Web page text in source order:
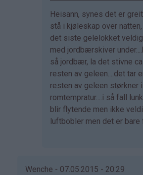
Som
svar
på
av
Naomi
(ikke
bekreftet)
Heisann, synes det er
stå i kjøleskap over
det siste gelelokket
med jordbærskiver
så jordbær, la det stivne
resten av geleen....det tar
resten av geleen størkner
romtempratur....i så fall
blir flytende men ikke
luftbobler men det er
Wenche - 07.05.2015 - 20:29